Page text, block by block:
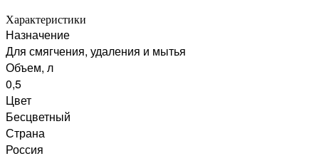
Характеристики
Назначение
Для смягчения, удаления и мытья
Объем, л
0,5
Цвет
Бесцветный
Страна
Россия